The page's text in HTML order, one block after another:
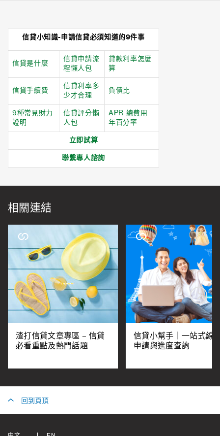
信貸小知識-申請信貸必須知道的9件事
信貸是什麼
信貸申請流
程懶人包
貸款利率怎麼
算
信貸手續費
信貸利率多
少才合理
負債比
9種常見財力
證明
信貸評分懶
人包
APR 總費用
年百分率
立即試算
聯繫專人諮詢
相關連結
渣打信貸文章專區 – 信貸
必看重點及熱門話題
信貸小幫手｜一站式線
申請與進度查詢
回到頁頂